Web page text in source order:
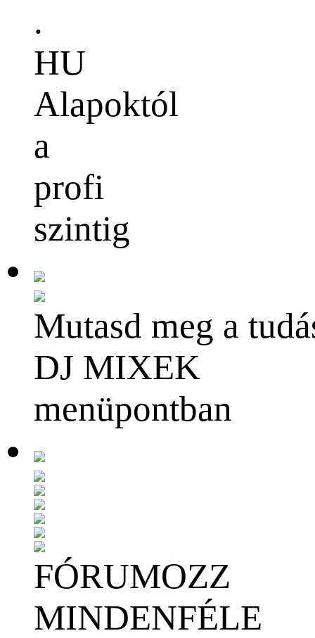
.
HU
Alapoktól
a
profi
szintig
Mutasd meg a
DJ MIXEK
menüpontban
FÓRUMOZZ
MINDENFÉLE